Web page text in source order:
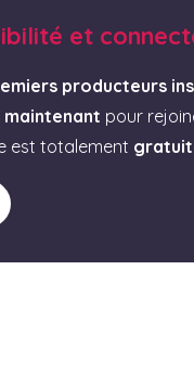
et
producteurs
maintenant pour
est totalement